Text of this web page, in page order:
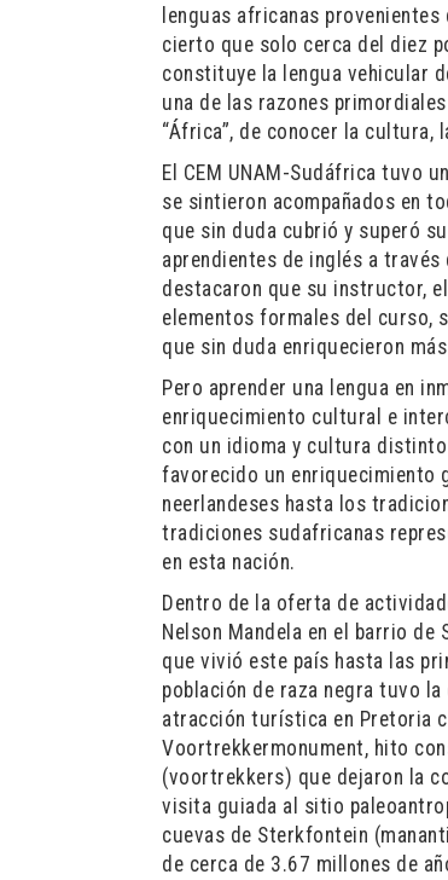
lenguas africanas
cierto que solo cerca del diez
constituye la lengua vehicular
una de las razones
“África”, de conocer la cultura,
El CEM UNAM-Sudáfrica tuvo
se sintieron acompañados en
que sin duda cubrió y superó
aprendientes de inglés a
destacaron que su instructor,
elementos formales del curso,
que sin duda enriquecieron
Pero aprender una lengua en
enriquecimiento cultural e
con un idioma y cultura
favorecido un enriquecimiento
neerlandeses hasta los
tradiciones sudafricanas
en esta nación.
Dentro de la oferta de
Nelson Mandela en el barrio
que vivió este país hasta las
población de raza negra tuvo
atracción turística en Pretoria
Voortrekkermonument, hito
(voortrekkers) que dejaron la
visita guiada al sitio
cuevas de Sterkfontein
de cerca de 3.67 millones de